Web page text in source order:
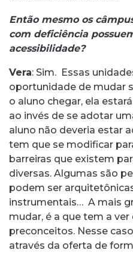
Então mesmo os
com deficiência
acessibilidade?
Vera: Sim. Essas
oportunidade de mudar
o aluno chegar, ela
ao invés de se adotar
aluno não deveria estar
tem que se modificar
barreiras que existem
diversas. Algumas são
podem ser
instrumentais… A mais
mudar, é a que tem a
preconceitos. Nesse
através da oferta de